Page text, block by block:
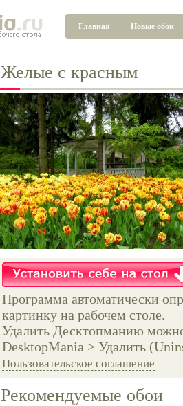
Главная Новые обои
Желые с красным
Программа автоматически
картинку на рабочем столе.
Удалить Десктопманию
DesktopMania > Удалить
Пользовательское соглашение
Рекомендуемые обои